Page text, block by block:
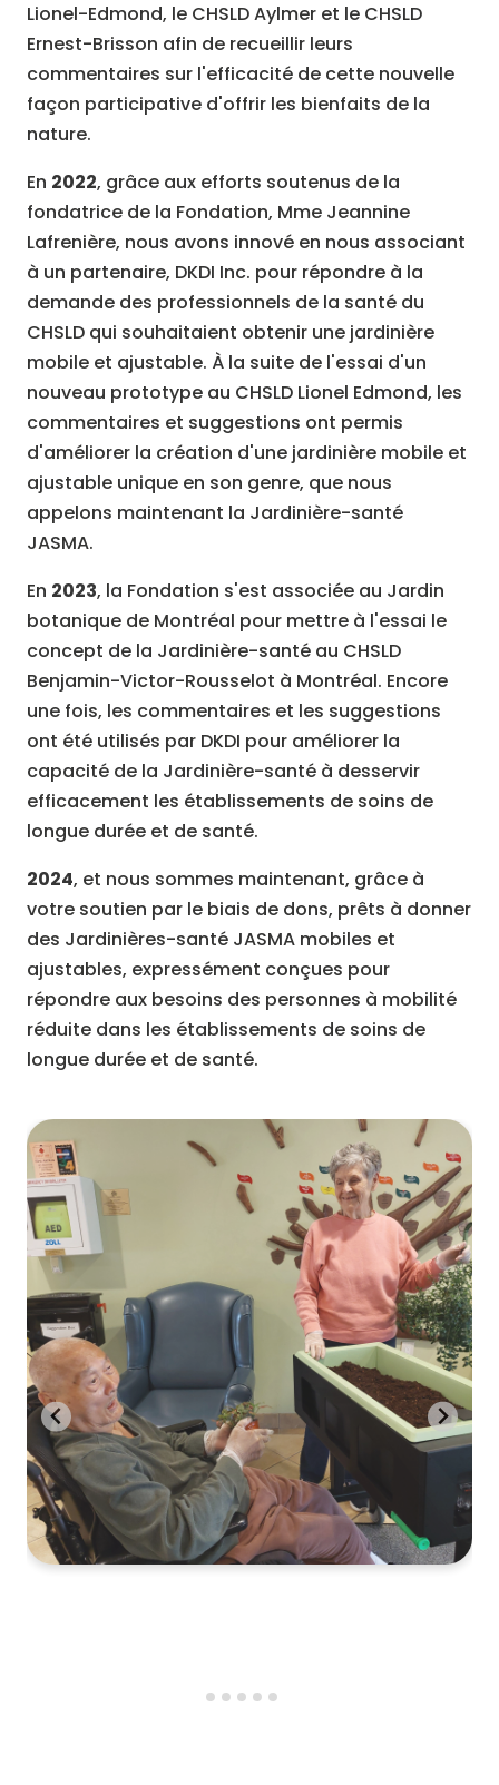
Lionel-Edmond, le CHSLD Aylmer et le CHSLD
Ernest-Brisson afin de recueillir leurs
commentaires sur l'efficacité de cette nouvelle
façon participative d'offrir les bienfaits de la
nature.
En 2022, grâce aux efforts soutenus de la
fondatrice de la Fondation, Mme Jeannine
Lafrenière, nous avons innové en nous associant
à un partenaire, DKDI Inc. pour répondre à la
demande des professionnels de la santé du
CHSLD qui souhaitaient obtenir une jardinière
mobile et ajustable. À la suite de l'essai d'un
nouveau prototype au CHSLD Lionel Edmond, les
commentaires et suggestions ont permis
d'améliorer la création d'une jardinière mobile et
ajustable unique en son genre, que nous
appelons maintenant la Jardinière-santé
JASMA.
En 2023, la Fondation s'est associée au Jardin
botanique de Montréal pour mettre à l'essai le
concept de la Jardinière-santé au CHSLD
Benjamin-Victor-Rousselot à Montréal. Encore
une fois, les commentaires et les suggestions
ont été utilisés par DKDI pour améliorer la
capacité de la Jardinière-santé à desservir
efficacement les établissements de soins de
longue durée et de santé.
2024, et nous sommes maintenant, grâce à
votre soutien par le biais de dons, prêts à donner
des Jardinières-santé JASMA mobiles et
ajustables, expressément conçues pour
répondre aux besoins des personnes à mobilité
réduite dans les établissements de soins de
longue durée et de santé.